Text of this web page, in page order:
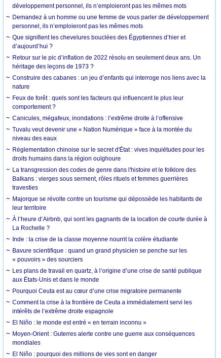
développement personnel, ils n’emploieront pas les mêmes mots
Demandez à un homme ou une femme de vous parler de développement
personnel, ils n’emploieront pas les mêmes mots
Que signifient les chevelures bouclées des Égyptiennes d’hier et
d’aujourd’hui ?
Retour sur le pic d’inflation de 2022 résolu en seulement deux ans. Un
héritage des leçons de 1973 ?
Construire des cabanes : un jeu d’enfants qui interroge nos liens avec la
nature
Feux de forêt : quels sont les facteurs qui influencent le plus leur
comportement ?
Canicules, mégafeux, inondations : l’extrême droite à l’offensive
Tuvalu veut devenir une « Nation Numérique » face à la montée du
niveau des eaux
Réglementation chinoise sur le secret d'État : vives inquiétudes pour les
droits humains dans la région ouïghoure
La transgression des codes de genre dans l'histoire et le folklore des
Balkans : vierges sous serment, rôles rituels et femmes guerrières
travesties
Majorque se révolte contre un tourisme qui dépossède les habitants de
leur territoire
À l’heure d’Airbnb, qui sont les gagnants de la location de courte durée à
La Rochelle ?
Inde : la crise de la classe moyenne nourrit la colère étudiante
Bavure scientifique : quand un grand physicien se penche sur les
« pouvoirs » des sourciers
Les plans de travail en quartz, à l’origine d’une crise de santé publique
aux États-Unis et dans le monde
Pourquoi Ceuta est au cœur d’une crise migratoire permanente
Comment la crise à la frontière de Ceuta a immédiatement servi les
intérêts de l’extrême droite espagnole
El Niño : le monde est entré « en terrain inconnu »
Moyen-Orient : Guterres alerte contre une guerre aux conséquences
mondiales
El Niño : pourquoi des millions de vies sont en danger